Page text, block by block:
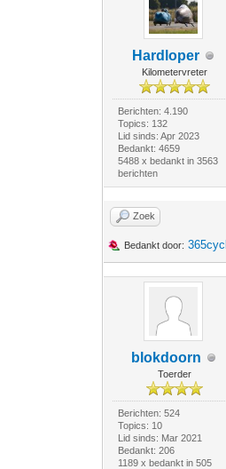
Hardloper
Kilometervreter
Berichten: 4.190
Topics: 132
Lid sinds: Apr 2023
Bedankt: 4659
5488 x bedankt in 3563
berichten
Zoek
Bedankt door:
blokdoorn
Toerder
Berichten: 524
Topics: 10
Lid sinds: Mar 2021
Bedankt: 206
1189 x bedankt in 505